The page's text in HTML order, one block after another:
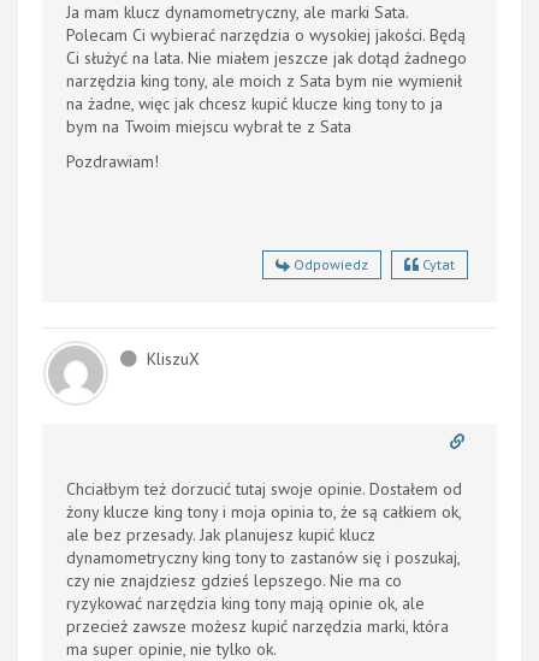
Ja mam klucz dynamometryczny, ale marki Sata.
Polecam Ci wybierać narzędzia o wysokiej jakości. Będą
Ci służyć na lata. Nie miałem jeszcze jak dotąd żadnego
narzędzia king tony, ale moich z Sata bym nie wymienił
na żadne, więc jak chcesz kupić klucze king tony to ja
bym na Twoim miejscu wybrał te z Sata
Pozdrawiam!
Odpowiedz Cytat
KliszuX
Chciałbym też dorzucić tutaj swoje opinie. Dostałem od
żonyklucze king tony i moja opinia to, że są całkiem ok,
ale bez przesady. Jak planujesz kupić klucz
dynamometryczny king tony to zastanów się i poszukaj,
czy nie znajdziesz gdzieś lepszego. Nie ma co
ryzykować narzędzia king tony mają opinie ok, ale
przecież zawsze możesz kupić narzędzia marki, która
ma super opinie, nie tylko ok.